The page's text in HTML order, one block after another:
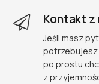
Kontakt z
Jeśli masz
potrzebujesz
po prostu
z